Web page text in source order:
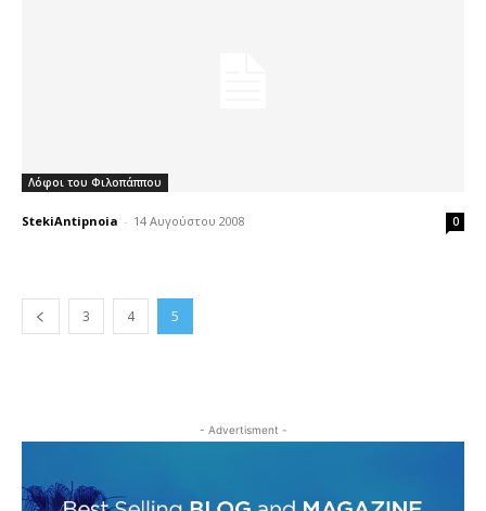
Λόφοι του Φιλοπάππου
StekiAntipnoia - 14 Αυγούστου 2008 0
3 4 5
- Advertisment -